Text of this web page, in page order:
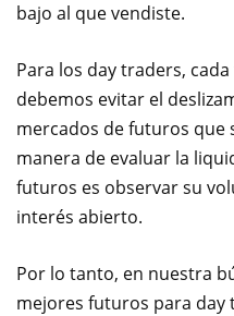
bajo al que vendiste.
Para los day traders,
debemos evitar el
mercados de futuros que
manera de evaluar la
futuros es observar su
interés abierto.
Por lo tanto, en nuestra
mejores futuros para day